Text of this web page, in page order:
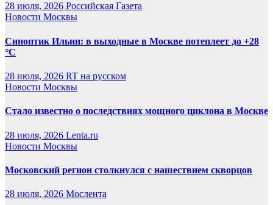
28 июля, 2026 Российская Газета
Новости Москвы
Синоптик Ильин: в выходные в Москве потеплеет до +28
°C
28 июля, 2026 RT на русском
Новости Москвы
Стало известно о последствиях мощного циклона в Москве
28 июля, 2026 Lenta.ru
Новости Москвы
Московский регион столкнулся с нашествием скворцов
28 июля, 2026 Мослента